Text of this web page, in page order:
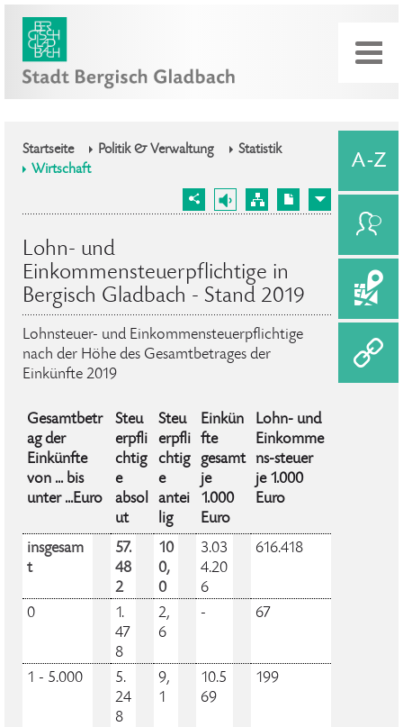
Startseite Politik & Verwaltung
Statistik
Wirtschaft
Lohn- und
Einkommensteuerpflichtige in
Bergisch Gladbach - Stand 2019
Lohnsteuer- und Einkommensteuerpflichtige
nach der Höhe des Gesamtbetrages der
Einkünfte 2019
Gesamtbetr
ag der
Einkünfte
von ... bis
unter ...Euro
Steu
erpfli
chtig
e
absol
ut
Steu
erpfli
chtig
e
antei
lig
Einkün
fte
gesamt
je
1.000
Euro
Lohn- und
Einkomme
ns-steuer
je 1.000
Euro
insgesam
t
57.
48
2
10
0,
0
3.03
4.20
6
616.418
0
1.
47
8
2,
6
- 67
1 - 5.000
5.
24
8
9,
1
10.5
69
199